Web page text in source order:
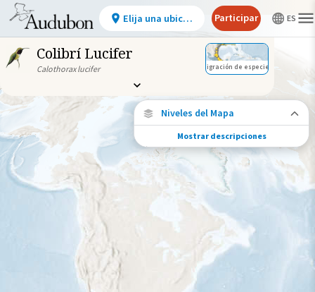
Colibrí Lucifer
Calothorax lucifer Migración de especies
Niveles del Mapa
Migración de especies
Vea dónde viaja esta especie durante todo
el año.
Abundancia de esta especie
Alto
Gama de especies por estación
Gama de verano
Mostrar descripciones
Elija una ubicación Participar